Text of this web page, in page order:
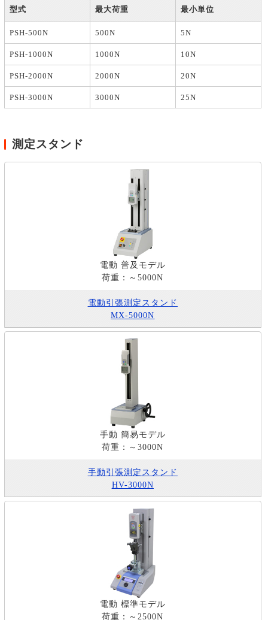
型式 最大荷重 最小単位
PSH-500N 500N 5N
PSH-1000N 1000N 10N
PSH-2000N 2000N 20N
PSH-3000N 3000N 25N
測定スタンド
電動 普及モデル
荷重：～5000N
電動引張測定スタンド
MX-5000N
手動 簡易モデル
荷重：～3000N
手動引張測定スタンド
HV-3000N
電動 標準モデル
荷重：～2500N